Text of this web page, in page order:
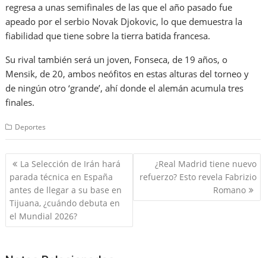
regresa a unas semifinales de las que el año pasado fue
apeado por el serbio Novak Djokovic, lo que demuestra la
fiabilidad que tiene sobre la tierra batida francesa.
Su rival también será un joven, Fonseca, de 19 años, o
Mensik, de 20, ambos neófitos en estas alturas del torneo y
de ningún otro ‘grande’, ahí donde el alemán acumula tres
finales.
Deportes
Navegación
de
entradas
La Selección de Irán hará
parada técnica en España
antes de llegar a su base en
Tijuana, ¿cuándo debuta en
el Mundial 2026?
¿Real Madrid tiene nuevo
refuerzo? Esto revela Fabrizio
Romano